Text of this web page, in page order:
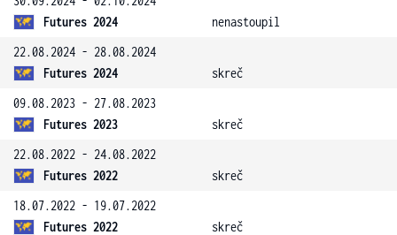
Futures 2024
nenastoupil
22.08.2024 - 28.08.2024
Futures 2024
skreč
09.08.2023 - 27.08.2023
Futures 2023
skreč
22.08.2022 - 24.08.2022
Futures 2022
skreč
18.07.2022 - 19.07.2022
Futures 2022
skreč